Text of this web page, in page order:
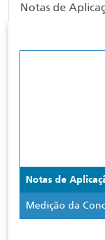
Notas de
Notas de
Medição da